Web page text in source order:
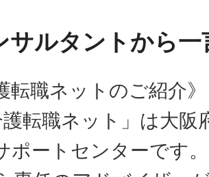
サルタントから一
転職ネットのご紹介》
転職ネット」は大阪
ポートセンターです